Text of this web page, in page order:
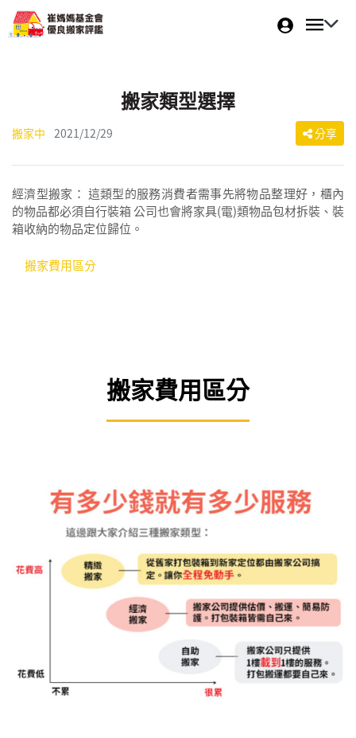
搬家類型選擇
搬家中 2021/12/29 分享
經濟型搬家： 這類型的服務消費者需事先將物品整理好，櫃內
的物品都必須自行裝箱 公司也會將家具(電)類物品包材拆裝、裝
箱收納的物品定位歸位。
搬家費用區分
搬家費用區分